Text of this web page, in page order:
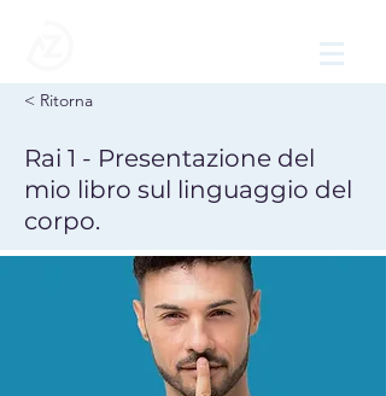
< Ritorna
Rai 1 - Presentazione del
mio libro sul linguaggio del
corpo.